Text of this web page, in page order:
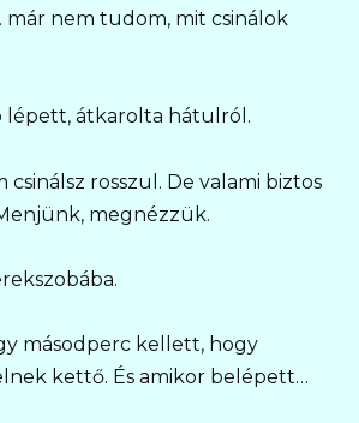
már nem tudom, mit csinálok
lépett, átkarolta hátulról.
csinálsz rosszul. De valami biztos
megnézzük.
másodperc kellett, hogy
kettő. És amikor belépett…